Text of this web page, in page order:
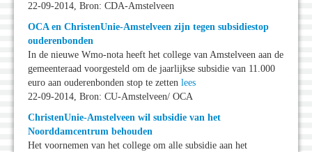
22-09-2014, Bron: CDA-Amstelveen
OCA en ChristenUnie-Amstelveen zijn tegen subsidiestop
ouderenbonden
In de nieuwe Wmo-nota heeft het college van Amstelveen aan de
gemeenteraad voorgesteld om de jaarlijkse subsidie van 11.000
euro aan ouderenbonden stop te zetten lees
22-09-2014, Bron: CU-Amstelveen/ OCA
ChristenUnie-Amstelveen wil subsidie van het
Noorddamcentrum behouden
Het voornemen van het college om alle subsidie aan het